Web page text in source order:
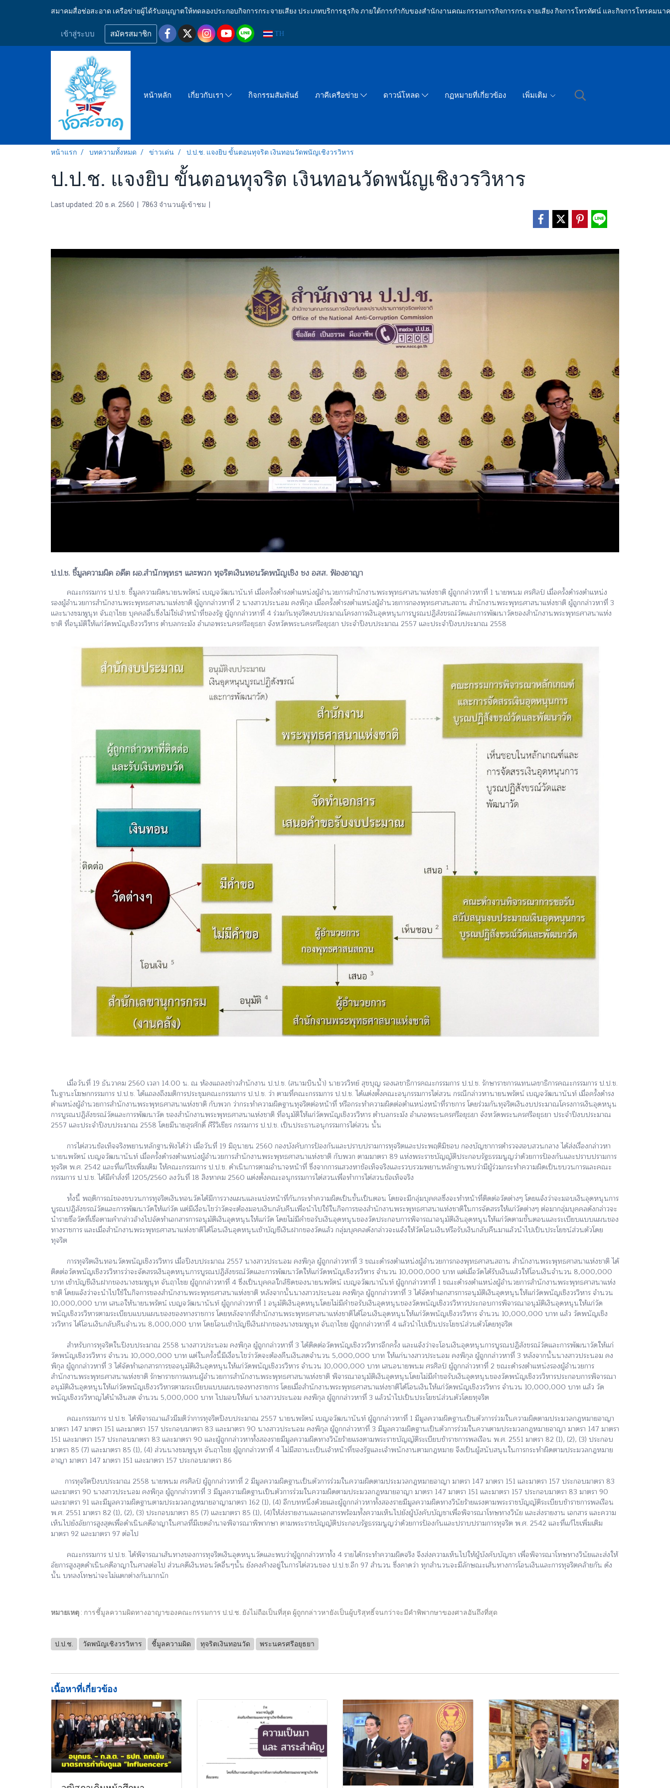
สมาคมสื่อช่อสะอาด เครือข่ายผู้ได้รับอนุญาตให้ทดลองประกอบกิจการกระจายเสียง ประเภทบริการธุรกิจ ภายใต้การกำกับของสำนักงานคณะกรรมการกิจการกระจายเสียง กิจการโทรทัศน์ และกิจการโทรคมนา
เข้าสู่ระบบ สมัครสมาชิก TH
หน้าหลัก เกี่ยวกับเรา กิจกรรมสัมพันธ์ ภาคีเครือข่าย ดาวน์โหลด กฏหมายที่เกี่ยวข้อง เพิ่มเติม
หน้าแรก บทความทั้งหมด ข่าวเด่น ป.ป.ช. แจงยิบ ขั้นตอนทุจริต เงินทอนวัดพนัญเชิงวรวิหาร
ป.ป.ช. แจงยิบ ขั้นตอนทุจริต เงินทอนวัดพนัญเชิงวรวิหาร
Last updated: 20 ธ.ค. 2560 7863 จำนวนผู้เข้าชม
ป.ป.ช. ชี้มูลความผิด อดีต ผอ.สำนักพุทธฯ และพวก ทุจริตเงินทอนวัดพนัญเชิง ชง อสส. ฟ้องอาญา
คณะกรรมการ ป.ป.ช. ชี้มูลความผิดนายนพรัตน์ เบญจวัฒนานันท์ เมื่อครั้งดำรงตำแหน่งผู้อำนวยการสำนักงานพระพุทธศาสนาแห่งชาติ ผู้ถูกกล่าวหาที่ 1 นายพนม ศรศิลป์ เมื่อครั้งดำรงตำแหน่ง
รองผู้อำนวยการสำนักงานพระพุทธศาสนาแห่งชาติ ผู้ถูกกล่าวหาที่ 2 นางสาวประนอม คงพิกุล เมื่อครั้งดำรงตำแหน่งผู้อำนวยการกองพุทธศาสนสถาน สำนักงานพระพุทธศาสนาแห่งชาติ ผู้ถูกกล่าวหาที่ 3
และนางชมพูนุท จันฤาไชย บุคคลอื่นซึ่งไม่ใช่เจ้าหน้าที่ของรัฐ ผู้ถูกกล่าวหาที่ 4 ร่วมกันทุจริตงบประมาณโครงการเงินอุดหนุนการบูรณปฏิสังขรณ์วัดและการพัฒนาวัดของสำนักงานพระพุทธศาสนาแห่ง
ชาติ ที่อนุมัติให้แก่วัดพนัญเชิงวรวิหาร ตำบลกระมัง อำเภอพระนครศรีอยุธยา จังหวัดพระนครศรีอยุธยา ประจำปีงบประมาณ 2557 และประจำปีงบประมาณ 2558
เมื่อวันที่ 19 ธันวาคม 2560 เวลา 14.00 น. ณ ห้องแถลงข่าวสำนักงาน ป.ป.ช. (สนามบินน้ำ) นายวรวิทย์ สุขบุญ รองเลขาธิการคณะกรรมการ ป.ป.ช. รักษาราชการแทนเลขาธิการคณะกรรมการ ป.ป.ช.
ในฐานะโฆษกกรรมการ ป.ป.ช. ได้แถลงถึงมติการประชุมคณะกรรมการ ป.ป.ช. ว่า ตามที่คณะกรรมการ ป.ป.ช. ได้แต่งตั้งคณะอนุกรรมการไต่สวน กรณีกล่าวหานายนพรัตน์ เบญจวัฒนานันท์ เมื่อครั้งดำรง
ตำแหน่งผู้อำนวยการสำนักงานพระพุทธศาสนาแห่งชาติ กับพวก ว่ากระทำความผิดฐานทุจริตต่อหน้าที่ หรือกระทำความผิดต่อตำแหน่งหน้าที่ราชการ โดยร่วมกันทุจริตเงินงบประมาณโครงการเงินอุดหนุน
การบูรณปฏิสังขรณ์วัดและการพัฒนาวัด ของสำนักงานพระพุทธศาสนาแห่งชาติ ที่อนุมัติให้แก่วัดพนัญเชิงวรวิหาร ตำบลกระมัง อำเภอพระนครศรีอยุธยา จังหวัดพระนครศรีอยุธยา ประจำปีงบประมาณ
2557 และประจำปีงบประมาณ 2558 โดยมีนายสุรศักดิ์ คีรีวิเชียร กรรมการ ป.ป.ช. เป็นประธานอนุกรรมการไต่สวน นั้น
​ การไต่สวนข้อเท็จจริงพยานหลักฐานฟังได้ว่า เมื่อวันที่ 19 มิถุนายน 2560 กองบังคับการป้องกันและปราบปรามการทุจริตและประพฤติมิชอบ กองบัญชาการตำรวจสอบสวนกลาง ได้ส่งเรื่องกล่าวหา
นายนพรัตน์ เบญจวัฒนานันท์ เมื่อครั้งดำรงตำแหน่งผู้อำนวยการสำนักงานพระพุทธศาสนาแห่งชาติ กับพวก ตามมาตรา 89 แห่งพระราชบัญญัติประกอบรัฐธรรมนูญว่าด้วยการป้องกันและปราบปรามการ
ทุจริต พ.ศ. 2542 และที่แก้ไขเพิ่มเติม ให้คณะกรรมการ ป.ป.ช. ดำเนินการตามอำนาจหน้าที่ ซึ่งจากการแสวงหาข้อเท็จจริงและรวบรวมพยานหลักฐานพบว่ามีผู้ร่วมกระทำความผิดเป็นขบวนการและคณะ
กรรมการ ป.ป.ช. ได้มีคำสั่งที่ 1205/2560 ลงวันที่ 18 สิงหาคม 2560 แต่งตั้งคณะอนุกรรมการไต่สวนเพื่อทำการไต่สวนข้อเท็จจริง
ทั้งนี้ พฤติการณ์ของขบวนการทุจริตเงินทอนวัดได้มีการวางแผนและแบ่งหน้าที่กันกระทำความผิดเป็นขั้นเป็นตอน โดยจะมีกลุ่มบุคคลซึ่งจะทำหน้าที่ติดต่อวัดต่างๆ โดยแจ้งว่าจะมอบเงินอุดหนุนการ
บูรณปฏิสังขรณ์วัดและการพัฒนาวัดให้แก่วัด แต่มีเงื่อนไขว่าวัดจะต้องมอบเงินกลับคืนเพื่อนำไปใช้ในกิจการของสำนักงานพระพุทธศาสนาแห่งชาติในการจัดสรรให้แก่วัดต่างๆ ต่อมากลุ่มบุคคลดังกล่าวจะ
นำรายชื่อวัดที่เชื่อตามคำกล่าวอ้างไปจัดทำเอกสารการอนุมัติเงินอุดหนุนให้แก่วัด โดยไม่มีคำขอรับเงินอุดหนุนของวัดประกอบการพิจารณาอนุมัติเงินอุดหนุนให้แก่วัดตามขั้นตอนและระเบียบแบบแผนของ
ทางราชการ และเมื่อสำนักงานพระพุทธศาสนาแห่งชาติได้โอนเงินอุดหนุนเข้าบัญชีเงินฝากของวัดแล้ว กลุ่มบุคคลดังกล่าวจะแจ้งให้วัดโอนเงินหรือรับเงินกลับคืนมาแล้วนำไปเป็นประโยชน์ส่วนตัวโดย
ทุจริต
​ การทุจริตเงินทอนวัดพนัญเชิงวรวิหาร เมื่อปีงบประมาณ 2557 นางสาวประนอม คงพิกุล ผู้ถูกกล่าวหาที่ 3 ขณะดำรงตำแหน่งผู้อำนวยการกองพุทธศาสนสถาน สำนักงานพระพุทธศาสนาแห่งชาติ ได้
ติดต่อวัดพนัญเชิงวรวิหารว่าจะจัดสรรเงินอุดหนุนการบูรณปฏิสังขรณ์วัดและการพัฒนาวัดให้แก่วัดพนัญเชิงวรวิหาร จำนวน 10,000,000 บาท แต่เมื่อวัดได้รับเงินแล้วให้โอนเงินจำนวน 8,000,000
บาท เข้าบัญชีเงินฝากของนางชมพูนุท จันฤาไชย ผู้ถูกกล่าวหาที่ 4 ซึ่งเป็นบุคคลใกล้ชิดของนายนพรัตน์ เบญจวัฒนานันท์ ผู้ถูกกล่าวหาที่ 1 ขณะดำรงตำแหน่งผู้อำนวยการสำนักงานพระพุทธศาสนาแห่ง
ชาติ โดยแจ้งว่าจะนำไปใช้ในกิจการของสำนักงานพระพุทธศาสนาแห่งชาติ หลังจากนั้นนางสาวประนอม คงพิกุล ผู้ถูกกล่าวหาที่ 3 ได้จัดทำเอกสารการอนุมัติเงินอุดหนุนให้แก่วัดพนัญเชิงวรวิหาร จำนวน
10,000,000 บาท เสนอให้นายนพรัตน์ เบญจวัฒนานันท์ ผู้ถูกกล่าวหาที่ 1 อนุมัติเงินอุดหนุนโดยไม่มีคำขอรับเงินอุดหนุนของวัดพนัญเชิงวรวิหารประกอบการพิจารณาอนุมัติเงินอุดหนุนให้แก่วัด
พนัญเชิงวรวิหารตามระเบียบแบบแผนของของทางราชการ โดยหลังจากที่สำนักงานพระพุทธศาสนาแห่งชาติได้โอนเงินอุดหนุนให้แก่วัดพนัญเชิงวรวิหาร จำนวน 10,000,000 บาท แล้ว วัดพนัญเชิง
วรวิหาร ได้โอนเงินกลับคืนจำนวน 8,000,000 บาท โดยโอนเข้าบัญชีเงินฝากของนางชมพูนุท จันฤาไชย ผู้ถูกกล่าวหาที่ 4 แล้วนำไปเป็นประโยชน์ส่วนตัวโดยทุจริต
​ สำหรับการทุจริตในปีงบประมาณ 2558 นางสาวประนอม คงพิกุล ผู้ถูกกล่าวหาที่ 3 ได้ติดต่อวัดพนัญเชิงวรวิหารอีกครั้ง และแจ้งว่าจะโอนเงินอุดหนุนการบูรณปฏิสังขรณ์วัดและการพัฒนาวัดให้แก่
วัดพนัญเชิงวรวิหาร จำนวน 10,000,000 บาท แต่ในครั้งนี้มีเงื่อนไขว่าวัดจะต้องคืนเงินสดจำนวน 5,000,000 บาท ให้แก่นางสาวประนอม คงพิกุล ผู้ถูกกล่าวหาที่ 3 หลังจากนั้นนางสาวประนอม คง
พิกุล ผู้ถูกกล่าวหาที่ 3 ได้จัดทำเอกสารการขออนุมัติเงินอุดหนุนให้แก่วัดพนัญเชิงวรวิหาร จำนวน 10,000,000 บาท เสนอนายพนม ศรศิลป์ ผู้ถูกกล่าวหาที่ 2 ขณะดำรงตำแหน่งรองผู้อำนวยการ
สำนักงานพระพุทธศาสนาแห่งชาติ รักษาราชการแทนผู้อำนวยการสำนักงานพระพุทธศาสนาแห่งชาติ พิจารณาอนุมัติเงินอุดหนุนโดยไม่มีคำขอรับเงินอุดหนุนของวัดพนัญเชิงวรวิหารประกอบการพิจารณา
อนุมัติเงินอุดหนุนให้แก่วัดพนัญเชิงวรวิหารตามระเบียบแบบแผนของทางราชการ โดยเมื่อสำนักงานพระพุทธศาสนาแห่งชาติได้โอนเงินให้แก่วัดพนัญเชิงวรวิหาร จำนวน 10,000,000 บาท แล้ว วัด
พนัญเชิงวรวิหาญได้นำเงินสด จำนวน 5,000,000 บาท ไปมอบให้แก่ นางสาวประนอม คงพิกุล ผู้ถูกกล่าวหาที่ 3 แล้วนำไปเป็นประโยชน์ส่วนตัวโดยทุจริต
คณะกรรมการ ป.ป.ช. ได้พิจารณาแล้วมีมติว่า​​การทุจริตปีงบประมาณ 2557 นายนพรัตน์ เบญจวัฒนานันท์ ผู้ถูกกล่าวหาที่ 1 มีมูลความผิดฐานเป็นตัวการร่วมในความผิดตามประมวลกฎหมายอาญา
มาตรา 147 มาตรา 151 และมาตรา 157 ประกอบมาตรา 83 และมาตรา 90 นางสาวประนอม คงพิกุล ผู้ถูกกล่าวหาที่ 3 มีมูลความผิดฐานเป็นตัวการร่วมในควาเตามประมวลกฎหมายอาญา มาตรา 147 มาตรา
151 และมาตรา 157 ประกอบมาตรา 83 และมาตรา 90 และผู้ถูกกล่าวหาทั้งสองรายมีมูลความผิดทางวินัยร้ายแรงตามพระราชบัญญัติระเบียบข้าราชการพลเรือน พ.ศ. 2551 มาตรา 82 (1), (2), (3) ประกอบ
มาตรา 85 (7) และมาตรา 85 (1), (4) ส่วนนางชมพูนุท จันฤาไชย ผู้ถูกกล่าวหาที่ 4 ไม่มีสถานะเป็นเจ้าหน้าที่ของรัฐและเจ้าพนักงานตามกฎหมาย จึงเป็นผู้สนับสนุนในการกระทำผิดตามประมวลกฎหมาย
อาญา มาตรา 147 มาตรา 151 และมาตรา 157 ประกอบมาตรา 86
​​ การทุจริตปีงบประมาณ 2558 นายพนม ศรศิลป์ ผู้ถูกกล่าวหาที่ 2 มีมูลความผิดฐานเป็นตัวการร่วมในความผิดตามประมวลกฎหมายอาญา มาตรา 147 มาตรา 151 และมาตรา 157 ประกอบมาตรา 83
และมาตรา 90 นางสาวประนอม คงพิกุล ผู้ถูกกล่าวหาที่ 3 มีมูลความผิดฐานเป็นตัวการร่วมในความผิดตามประมวลกฎหมายอาญา มาตรา 147 มาตรา 151 และมาตรา 157 ประกอบมาตรา 83 มาตรา 90
และมาตรา 91 และมีมูลความผิดฐานตามประมวลกฎหมายอาญามาตรา 162 (1), (4) อีกบทหนึ่งด้วยและผู้ถูกกล่าวหาทั้งสองรายมีมูลความผิดทางวินัยร้ายแรงตามพระราชบัญญัติระเบียบข้าราชการพลเรือน
พ.ศ. 2551 มาตรา 82 (1), (2), (3) ประกอบมาตรา 85 (7) และมาตรา 85 (1), (4)ให้ส่งรายงานและเอกสารพร้อมทั้งความเห็นไปยังผู้บังคับบัญชาเพื่อพิจารณาโทษทางวินัย และส่งรายงาน เอกสาร และความ
เห็นไปยังอัยการสูงสุดเพื่อดำเนินคดีอาญาในศาลที่มีเขตอำนาจพิจารณาพิพากษา ตามพระราชบัญญัติประกอบรัฐธรรมนูญว่าด้วยการป้องกันและปราบปรามการทุจริต พ.ศ. 2542 และที่แก้ไขเพิ่มเติม
มาตรา 92 และมาตรา 97 ต่อไป
คณะกรรมการ ป.ป.ช. ได้พิจารณาเส้นทางของการทุจริตเงินอุดหนุนวัดและพบว่าผู้ถูกกล่าวหาทั้ง 4 รายได้กระทำความผิดจริง จึงส่งความเห็นไปให้ผู้บังคับบัญชา เพื่อพิจารณาโทษทางวินัยและส่งให้
อัยการสูงสุดดำเนินคดีอาญาในศาลต่อไป ส่วนคดีเงินทอนวัดอื่นๆนั้น ยังคงค้างอยู่ในการไต่สวนของ ป.ป.ช.อีก 97 สำนวน ซึ่งคาดว่า ทุกสำนวนจะมีลักษณะเส้นทางการโอนเงินและการทุจริตคล้ายกัน ดัง
นั้น บทลงโทษน่าจะไม่แตกต่างกันมากนัก
หมายเหตุ : การชี้มูลความผิดทางอาญาของคณะกรรมการ ป.ป.ช. ยังไม่ถือเป็นที่สุด ผู้ถูกกล่าวหายังเป็นผู้บริสุทธิ์จนกว่าจะมีคำพิพากษาของศาลอันถึงที่สุด
ป.ป.ช. วัดพนัญเชิงวรวิหาร ชี้มูลความผิด ทุจริตเงินทอนวัด พระนครศรีอยุธยา
เนื้อหาที่เกี่ยวข้อง